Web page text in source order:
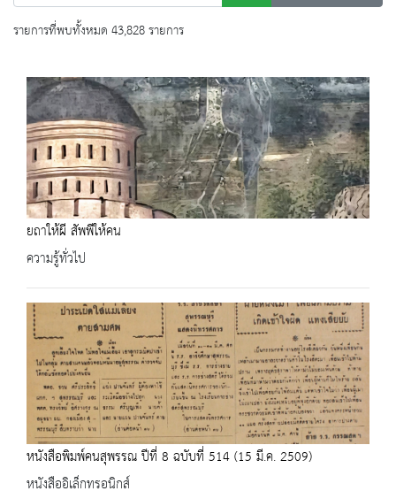
รายการที่พบทั้งหมด 43,828 รายการ
ยถาให้ผี สัพพีให้คน
ความรู้ทั่วไป
หนังสือพิมพ์คนสุพรรณ ปีที่ 8 ฉบับที่ 514 (15 มี.ค. 2509)
หนังสืออิเล็กทรอนิกส์